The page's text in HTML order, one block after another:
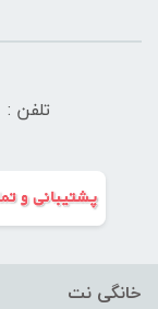
تلفن :
خانگی نت